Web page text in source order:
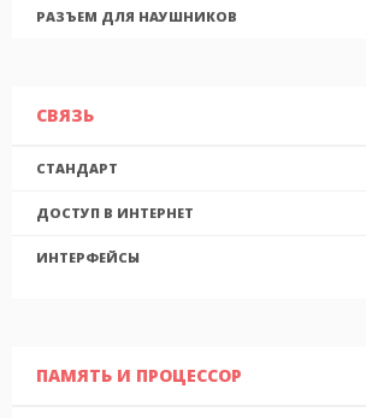
РАЗЪЕМ ДЛЯ НАУШНИКОВ
СВЯЗЬ
СТАНДАРТ
ДОСТУП В ИНТЕРНЕТ
ИНТЕРФЕЙСЫ
ПАМЯТЬ И ПРОЦЕССОР